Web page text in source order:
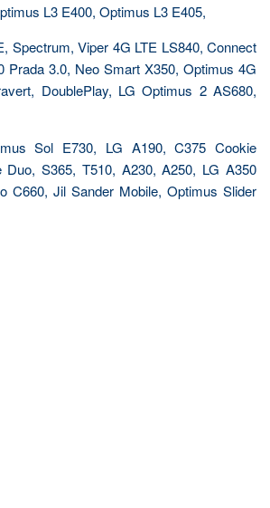
L3 E400, Optimus L3 E405,
Spectrum, Viper 4G LTE LS840, Connect
Prada 3.0, Neo Smart X350, Optimus 4G
DoublePlay, LG Optimus 2 AS680,
Sol E730, LG A190, C375 Cookie
Duo, S365, T510, A230, A250, LG A350
C660, Jil Sander Mobile, Optimus Slider